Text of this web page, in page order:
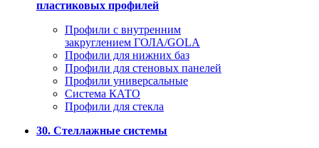
пластиковых профилей
Профили с внутренним
закруглением ГОЛА/GOLA
Профили для нижних баз
Профили для стеновых панелей
Профили универсальные
Система КАТО
Профили для стекла
30. Стеллажные системы